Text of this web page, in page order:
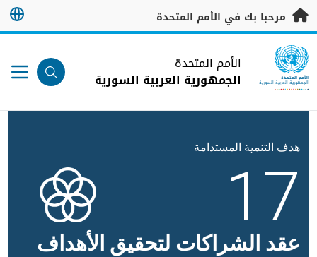
تخطى إلى المحتوى الرئيسي
مرحبا بك في الأمم المتحدة
UN Logo
الأمم المتحدة
الجمهورية العربية السورية
الأمم المتحدة
الجمهورية العربية السورية
هدف التنمية المستدامة
17
عقد الشراكات لتحقيق الأهداف